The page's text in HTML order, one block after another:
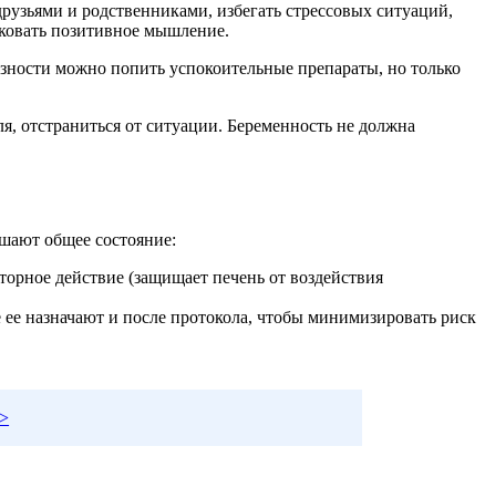
и родственниками, избегать стрессовых ситуаций,
позитивное мышление.
можно попить успокоительные препараты, но только
отстраниться от ситуации. Беременность не должна
общее состояние:
действие (защищает печень от воздействия
назначают и после протокола, чтобы минимизировать риск